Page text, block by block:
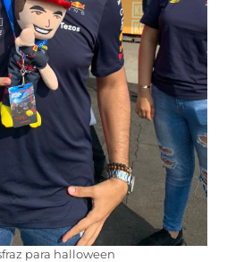
para halloween